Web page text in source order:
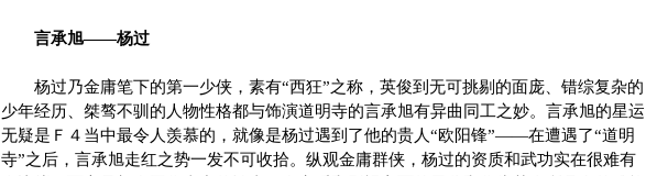
言承旭——杨过
杨过乃金庸笔下的第一少侠，素有“西狂”之称，英俊到无可挑剔的面庞、错综复杂的
少年经历、桀骜不驯的人物性格都与饰演道明寺的言承旭有异曲同工之妙。言承旭的星运
无疑是Ｆ４当中最令人羡慕的，就像是杨过遇到了他的贵人“欧阳锋”——在遭遇了“道明
寺”之后，言承旭走红之势一发不可收拾。纵观金庸群侠，杨过的资质和武功实在很难有